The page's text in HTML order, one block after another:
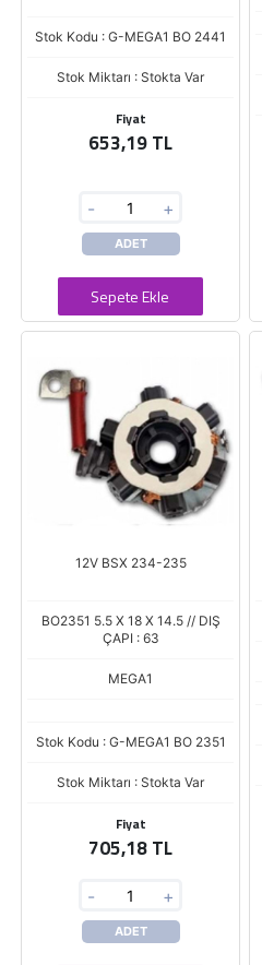
Stok Kodu : G-MEGA1 BO 2441
Stok Miktarı : Stokta Var
Fiyat
653,19 TL
- +
ADET
Sepete Ekle
12V BSX 234-235
BO2351 5.5 X 18 X 14.5 // DIŞ
ÇAPI : 63
MEGA1
Stok Kodu : G-MEGA1 BO 2351
Stok Miktarı : Stokta Var
Fiyat
705,18 TL
- +
ADET